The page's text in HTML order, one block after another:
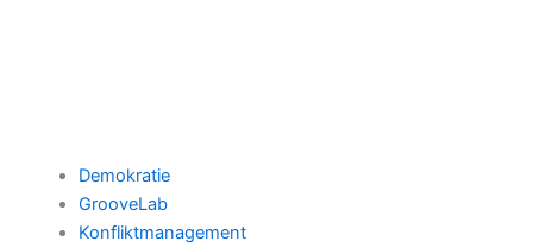
Demokratie
GrooveLab
Konfliktmanagement